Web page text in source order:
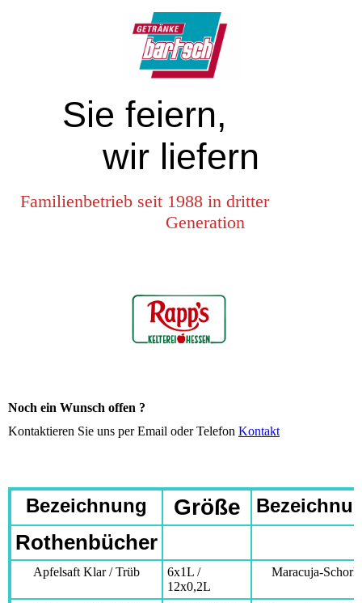
Sie feiern,
wir liefern
Familienbetrieb seit 1988 in dritter
Generation
Noch ein Wunsch offen ?
Kontaktieren Sie uns per Email oder Telefon Kontakt
Bezeichnung Größe
Rothenbücher
Apfelsaft Klar / Trüb
6x1L /
12x0,2L
Maracuja-Schorle